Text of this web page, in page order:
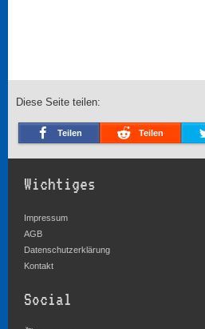
Diese Seite teilen:
Teilen Teilen
Wichtiges
Impressum
AGB
Datenschutzerklärung
Kontakt
Social